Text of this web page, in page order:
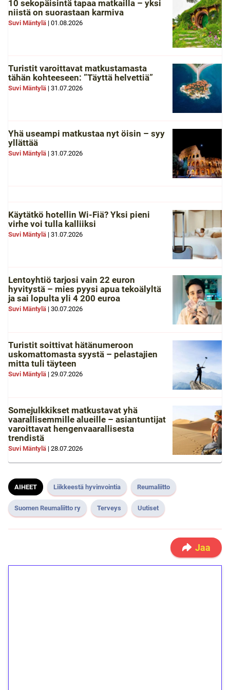
10 sekopäisintä tapaa matkailla – yksi
niistä on suorastaan karmiva
Suvi Mäntylä | 01.08.2026
Turistit varoittavat matkustamasta
tähän kohteeseen: ”Täyttä helvettiä”
Suvi Mäntylä | 31.07.2026
Yhä useampi matkustaa nyt öisin – syy
yllättää
Suvi Mäntylä | 31.07.2026
Käytätkö hotellin Wi-Fiä? Yksi pieni
virhe voi tulla kalliiksi
Suvi Mäntylä | 31.07.2026
Lentoyhtiö tarjosi vain 22 euron
hyvitystä – mies pyysi apua tekoälyltä
ja sai lopulta yli 4 200 euroa
Suvi Mäntylä | 30.07.2026
Turistit soittivat hätänumeroon
uskomattomasta syystä – pelastajien
mitta tuli täyteen
Suvi Mäntylä | 29.07.2026
Somejulkkikset matkustavat yhä
vaarallisemmille alueille – asiantuntijat
varoittavat hengenvaarallisesta
trendistä
Suvi Mäntylä | 28.07.2026
AIHEET Liikkeestä hyvinvointia Reumaliitto
Suomen Reumaliitto ry Terveys Uutiset
Jaa